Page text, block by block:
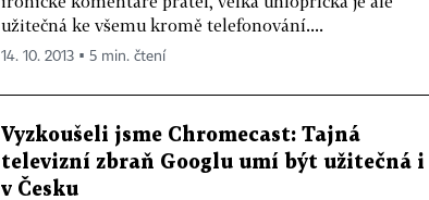
užitečná ke všemu kromě telefonování....
14. 10. 2013 ▪ 5 min. čtení
Vyzkoušeli jsme Chromecast: Tajná
televizní zbraň Googlu umí být užitečná i
v Česku